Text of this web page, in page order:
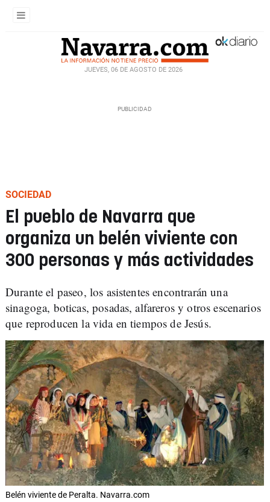
JUEVES, 06 DE AGOSTO DE 2026
SOCIEDAD
El pueblo de Navarra que
organiza un belén viviente con
300 personas y más actividades
Durante el paseo, los asistentes encontrarán una
sinagoga, boticas, posadas, alfareros y otros escenarios
que reproducen la vida en tiempos de Jesús.
Belén viviente de Peralta. Navarra.com